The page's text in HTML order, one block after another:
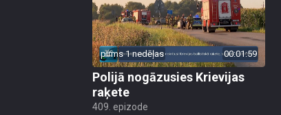
pirms 1 nedēļas 00:01:59
Polijā nogāzusies Krievijas
raķete
409. epizode